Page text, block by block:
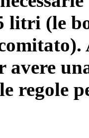
litri (le
avere
regole